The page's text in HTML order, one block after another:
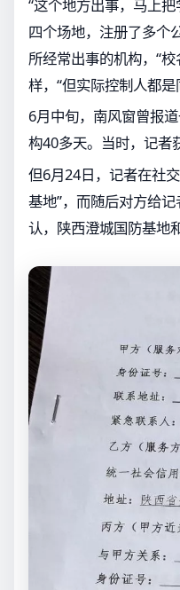
“这个地方出事，马上
四个场地，注册了多个
所经常出事的机构，“
样，“但实际控制人都是
6月中旬，南风窗曾报
构40多天。当时，记者
但6月24日，记者在社
基地”，而随后对方给
认，陕西澄城国防基地